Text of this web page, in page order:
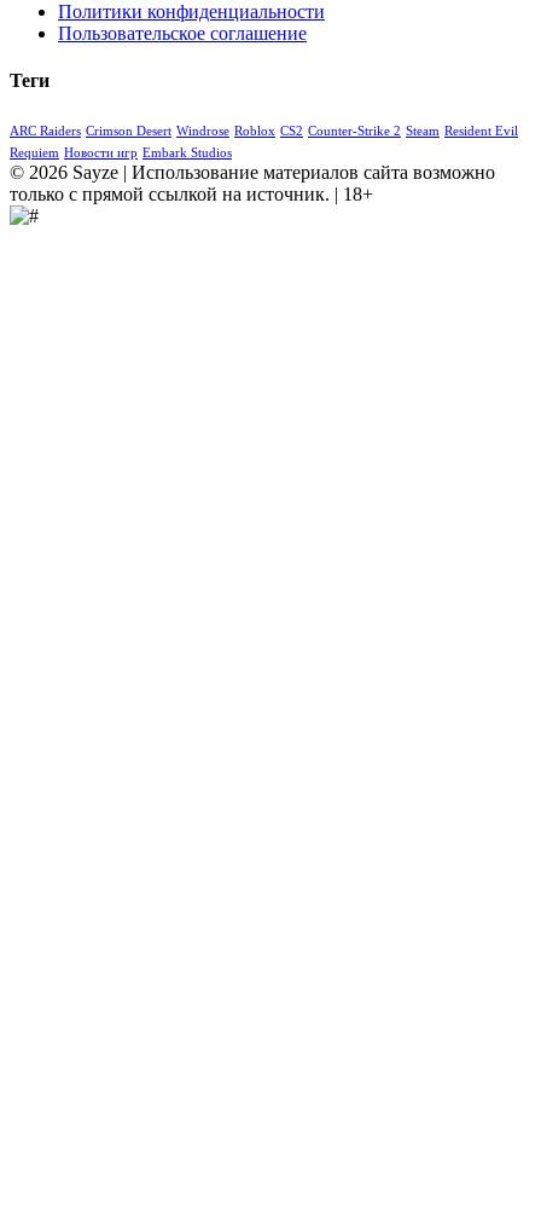
Политики конфиденциальности
Пользовательское соглашение
Теги
ARC Raiders Crimson Desert Windrose Roblox CS2 Counter-Strike 2 Steam Resident Evil
Requiem Новости игр Embark Studios
© 2026 Sayze | Использование материалов сайта возможно
только с прямой ссылкой на источник. | 18+